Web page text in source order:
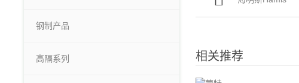
钢制产品
高隔系列 相关推荐